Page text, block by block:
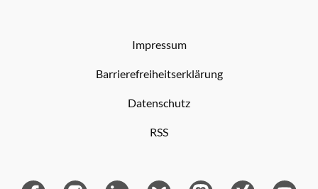
Impressum
Barrierefreiheitserklärung
Datenschutz
RSS